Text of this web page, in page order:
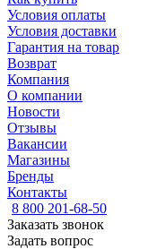
Условия оплаты
Условия доставки
Гарантия на товар
Возврат
Компания
О компании
Новости
Отзывы
Вакансии
Магазины
Бренды
Контакты
8 800 201-68-50
Заказать звонок
Задать вопрос